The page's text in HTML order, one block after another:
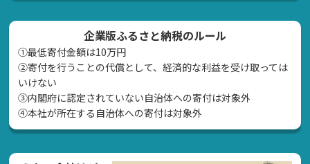
企業版ふるさと納税のルール
①最低寄付金額は10万円
②寄付を行うことの代償として、経済的な利益を受け取っては
いけない
➂内閣府に認定されていない自治体への寄付は対象外
④本社が所在する自治体への寄付は対象外